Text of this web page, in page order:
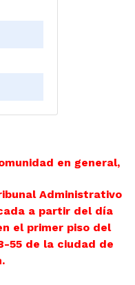
en general,
Administrativo
a partir del día
el primer piso del
55 de la ciudad de